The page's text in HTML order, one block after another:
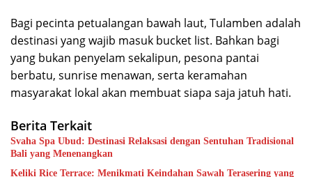
Bagi pecinta petualangan bawah laut, Tulamben adalah
destinasi yang wajib masuk bucket list. Bahkan bagi
yang bukan penyelam sekalipun, pesona pantai
berbatu, sunrise menawan, serta keramahan
masyarakat lokal akan membuat siapa saja jatuh hati.
Berita Terkait
Svaha Spa Ubud: Destinasi Relaksasi dengan Sentuhan Tradisional
Bali yang Menenangkan
Keliki Rice Terrace: Menikmati Keindahan Sawah Terasering yang